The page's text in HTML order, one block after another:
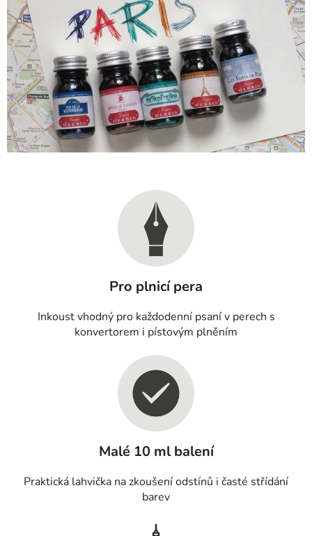
Pro plnicí pera
Inkoust vhodný pro každodenní psaní v perech s
konvertorem i pístovým plněním
Malé 10 ml balení
Praktická lahvička na zkoušení odstínů i časté střídání
barev